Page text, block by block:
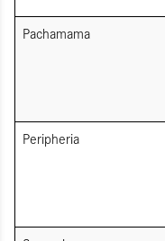
Pachamama
Peripheria